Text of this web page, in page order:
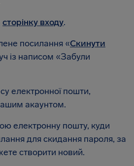
сторінку входу.
посилання «Скинути
із написом «Забули
електронної пошти,
акаунтом.
електронну пошту, куди
для скидання пароля, за
створити новий.